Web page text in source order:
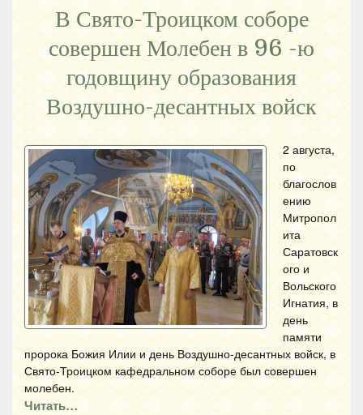
В Свято-Троицком соборе
совершен Молебен в 96 -ю
годовщину образования
Воздушно-десантных войск
2 августа,
по
благослов
ению
Митропол
ита
Саратовск
ого и
Вольского
Игнатия, в
день
памяти
пророка Божия Илии и день Воздушно-десантных войск, в
Свято-Троицком кафедральном соборе был совершен
молебен.
Читать…